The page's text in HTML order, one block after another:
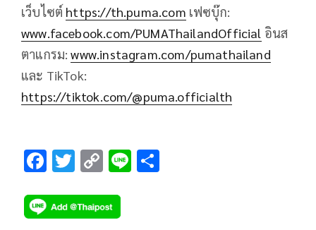
เว็บไซต์ https://th.puma.com เฟซบุ๊ก:
www.facebook.com/PUMAThailandOfficial อินส
ตาแกรม:www.instagram.com/pumathailand
และ TikTok:
https://tiktok.com/@puma.officialth
F
e
T
tt
C
p
Li